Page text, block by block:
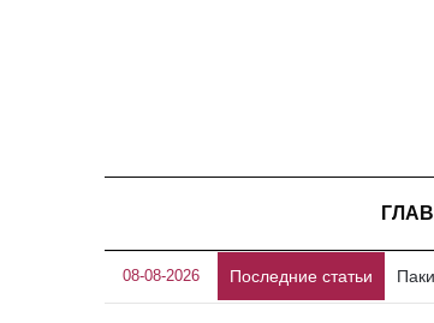
08-08-2026 Последние статьи